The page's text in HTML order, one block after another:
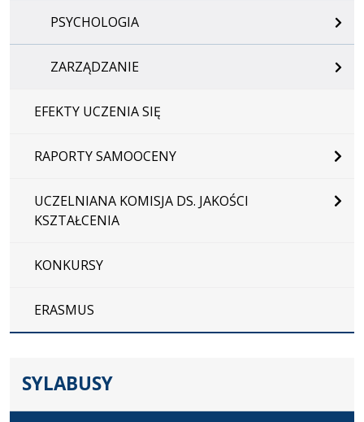
PSYCHOLOGIA
ZARZĄDZANIE
EFEKTY UCZENIA SIĘ
RAPORTY SAMOOCENY
UCZELNIANA KOMISJA DS. JAKOŚCI
KSZTAŁCENIA
KONKURSY
ERASMUS
SYLABUSY